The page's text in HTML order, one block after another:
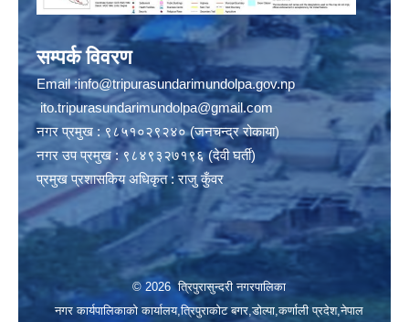
सम्पर्क विवरण
Email :info@tripurasundarimundolpa.gov.np
ito.tripurasundarimundolpa@gmail.com
नगर प्रमुख : ९८५१०२९२४० (जनचन्द्र रोकाया)
नगर उप प्रमुख : ९८४९३२७१९६ (देवी घर्ती)
प्रमुख प्रशासकिय अधिकृत : राजु कुँवर
© 2026 त्रिपुरासुन्दरी नगरपालिका
नगर कार्यपालिकाको कार्यालय,त्रिपुराकोट बगर,डोल्पा,कर्णाली प्रदेश,नेपाल